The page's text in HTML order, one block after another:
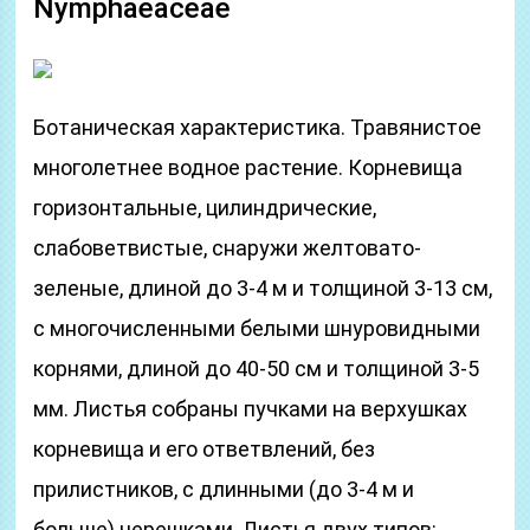
Nymphaeaceae
Ботаническая характеристика. Травянистое
многолетнее водное растение. Корневища
горизонтальные, цилиндрические,
слабоветвистые, снаружи желтовато-
зеленые, длиной до 3-4 м и толщиной 3-13 см,
с многочисленными белыми шнуровидными
корнями, длиной до 40-50 см и толщиной 3-5
мм. Листья собраны пучками на верхушках
корневища и его ответвлений, без
прилистников, с длинными (до 3-4 м и